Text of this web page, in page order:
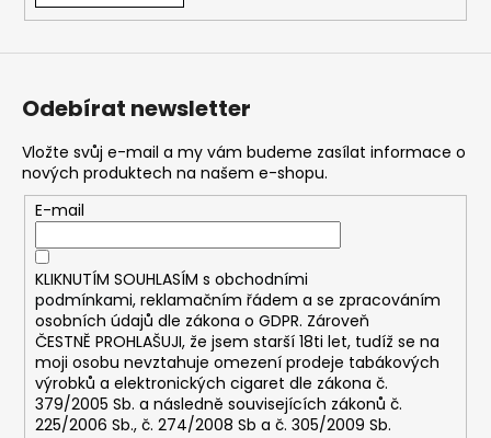
Odebírat newsletter
Vložte svůj e-mail a my vám budeme zasílat informace o
nových produktech na našem e-shopu.
E-mail
KLIKNUTÍM SOUHLASÍM s obchodními
podmínkami, reklamačním řádem a se zpracováním
osobních údajů dle zákona o GDPR. Zároveň
ČESTNĚ PROHLAŠUJI, že jsem starší 18ti let, tudíž se na
moji osobu nevztahuje omezení prodeje tabákových
výrobků a elektronických cigaret dle zákona č.
379/2005 Sb. a následně souvisejících zákonů č.
225/2006 Sb., č. 274/2008 Sb a č. 305/2009 Sb.